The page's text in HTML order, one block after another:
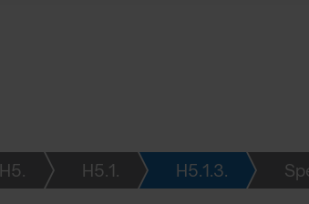
H5. H5.1. H5.1.3.